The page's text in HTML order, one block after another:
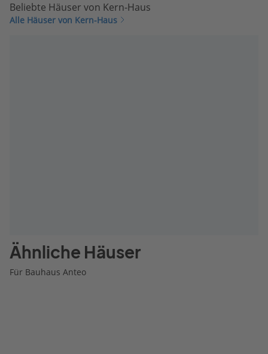
Beliebte Häuser von Kern-Haus
Alle Häuser von Kern-Haus
Ähnliche Häuser
Für Bauhaus Anteo